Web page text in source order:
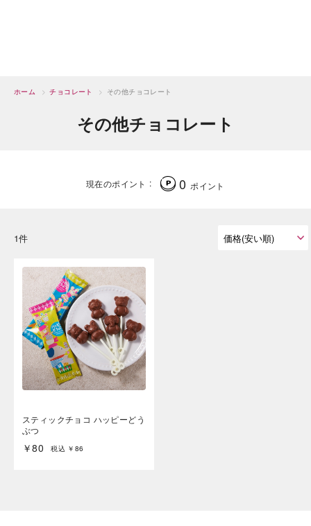
ホーム > チョコレート > その他チョコレート
その他チョコレート
現在のポイント 0 ポイント
1件
スティックチョコ ハッピーどう
ぶつ
￥80 税込 ￥86